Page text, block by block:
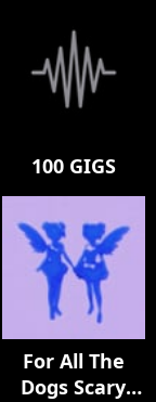
100 GIGS
For All The
Dogs Scary